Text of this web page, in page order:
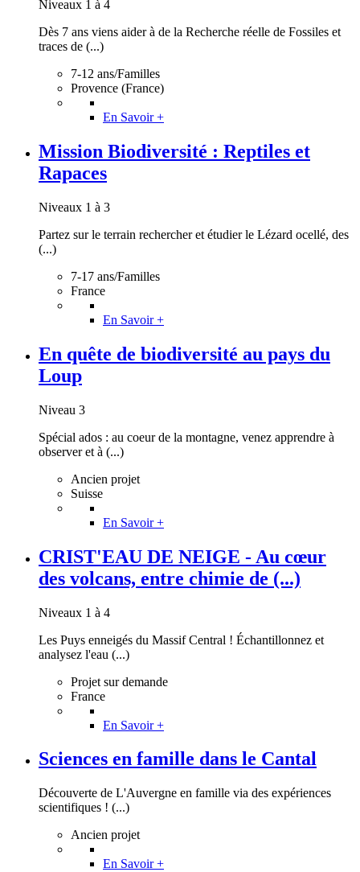
Niveaux 1 à 4
Dès 7 ans viens aider à de la Recherche réelle de Fossiles et
traces de (...)
7-12 ans/Familles
Provence (France)
En Savoir +
Mission Biodiversité : Reptiles et
Rapaces
Niveaux 1 à 3
Partez sur le terrain rechercher et étudier le Lézard ocellé, des
(...)
7-17 ans/Familles
France
En Savoir +
En quête de biodiversité au pays du
Loup
Niveau 3
Spécial ados : au coeur de la montagne, venez apprendre à
observer et à (...)
Ancien projet
Suisse
En Savoir +
CRIST'EAU DE NEIGE - Au cœur
des volcans, entre chimie de (...)
Niveaux 1 à 4
Les Puys enneigés du Massif Central ! Échantillonnez et
analysez l'eau (...)
Projet sur demande
France
En Savoir +
Sciences en famille dans le Cantal
Découverte de L'Auvergne en famille via des expériences
scientifiques ! (...)
Ancien projet
En Savoir +